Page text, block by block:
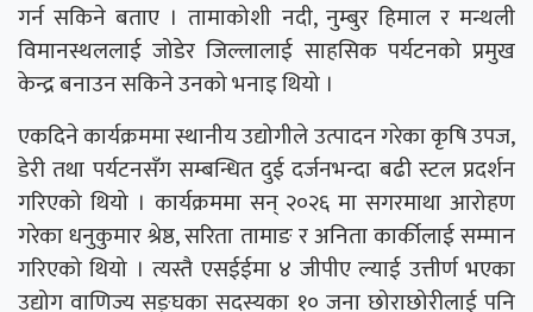
गर्न सकिने बताए । तामाकोशी नदी, नुम्बुर हिमाल र मन्थली
विमानस्थललाई जोडेर जिल्लालाई साहसिक पर्यटनको प्रमुख
केन्द्र बनाउन सकिने उनको भनाइ थियो ।
एकदिने कार्यक्रममा स्थानीय उद्योगीले उत्पादन गरेका कृषि उपज,
डेरी तथा पर्यटनसँग सम्बन्धित दुई दर्जनभन्दा बढी स्टल प्रदर्शन
गरिएको थियो । कार्यक्रममा सन् २०२६ मा सगरमाथा आरोहण
गरेका धनुकुमार श्रेष्ठ, सरिता तामाङ र अनिता कार्कीलाई सम्मान
गरिएको थियो । त्यस्तै एसईईमा ४ जीपीए ल्याई उत्तीर्ण भएका
उद्योग वाणिज्य सङ्घका सदस्यका १० जना छोराछोरीलाई पनि